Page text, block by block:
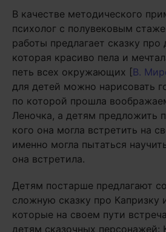
В качестве методического
психолог с полувековым
работы предлагает сказку про
которая красиво пела и
петь всех окружающих [В.
для детей можно нарисовать
по которой прошла
Леночка, а детям предложить
кого она могла встретить на
именно могла пытаться
она встретила.
Детям постарше предлагают
сложную сказку про Капризку
которые на своем пути
детям сказочных персонажей: